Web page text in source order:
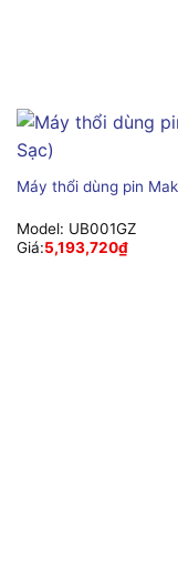
Máy thổi dùng pin
Model: UB001GZ
Giá:5,193,720₫